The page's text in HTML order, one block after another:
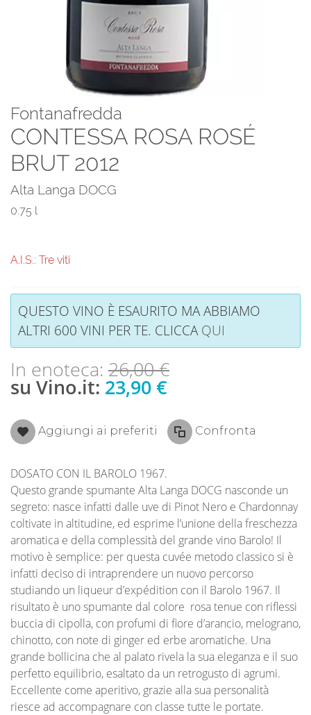
Fontanafredda
CONTESSA ROSA ROSÉ
BRUT 2012
Alta Langa DOCG
0.75 l
A.I.S.: Tre viti
QUESTO VINO È ESAURITO MA ABBIAMO
ALTRI 600 VINI PER TE. CLICCAQUI
In enoteca: 26,00 €
su Vino.it: 23,90 €
Aggiungi ai preferiti Confronta
DOSATO CON IL BAROLO 1967.
Questo grande spumante Alta Langa DOCG nasconde un
segreto: nasce infatti dalle uve di Pinot Nero e Chardonnay
coltivate in altitudine, ed esprime l’unione della freschezza
aromatica e della complessità del grande vino Barolo! Il
motivo è semplice: per questa cuvée metodo classico si è
infatti deciso di intraprendere un nuovo percorso
studiando un liqueur d’expédition con il Barolo 1967. Il
risultato è uno spumante dal colore rosa tenue con riflessi
buccia di cipolla, con profumi di fiore d’arancio, melograno,
chinotto, con note di ginger ed erbe aromatiche. Una
grande bollicina che al palato rivela la sua eleganza e il suo
perfetto equilibrio, esaltato da un retrogusto di agrumi.
Eccellente come aperitivo, grazie alla sua personalità
riesce ad accompagnare con classe tutte le portate.